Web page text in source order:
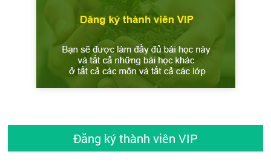
Đăng ký thành viên VIP